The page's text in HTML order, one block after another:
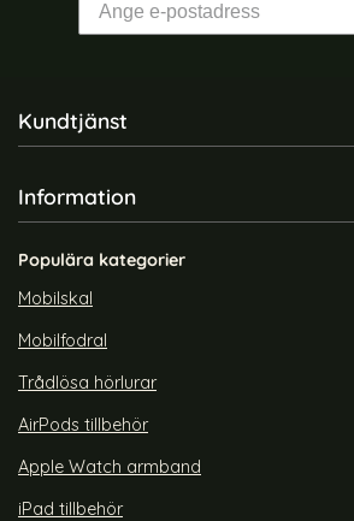
Sidfot Blandad info och
Kundtjänst
Information
Populära kategorier
Mobilskal
Mobilfodral
Trådlösa hörlurar
AirPods tillbehör
Apple Watch armband
iPad tillbehör